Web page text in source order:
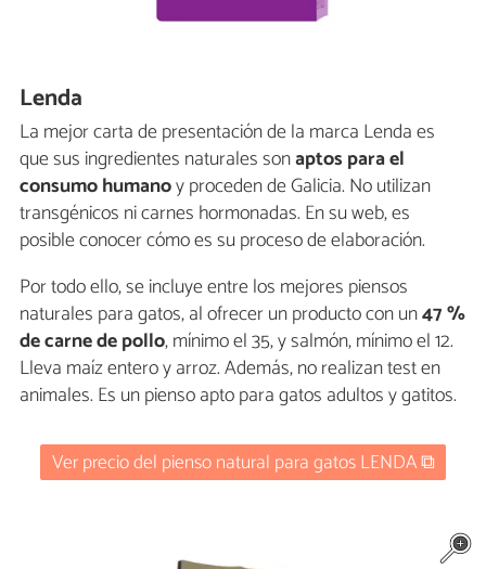
Lenda
La mejor carta de presentación de la marca Lenda es
que sus ingredientes naturales sonaptos para el
consumo humanoy proceden de Galicia. No utilizan
transgénicos ni carnes hormonadas. En su web, es
posible conocer cómo es su proceso de elaboración.
Por todo ello, se incluye entre los mejores piensos
naturales para gatos, al ofrecer un producto con un47 %
de carne de pollo, mínimo el 35, y salmón, mínimo el 12.
Lleva maíz entero y arroz. Además, no realizan test en
animales. Es un pienso apto para gatos adultos y gatitos.
Ver precio del pienso natural para gatos LENDA ⧉